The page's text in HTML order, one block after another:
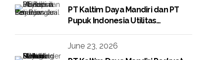
PT Kaltim Daya Mandiri dan PT
Pupuk Indonesia Utilitas
Raw Condensate
June 23, 2026